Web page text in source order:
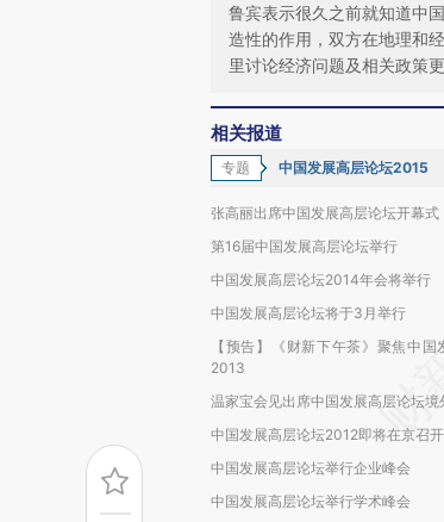
鲁宾表示很久之前就知道中
造性的作用，双方在地理和
里讨论经济问题及相关政策
相关报道
专题 中国发展高层论坛2015
张高丽出席中国发展高层论坛开幕式
第16届中国发展高层论坛举行
中国发展高层论坛2014年会将举行
中国发展高层论坛将于3月举行
【预告】《财新下午茶》聚焦中国
2013
温家宝会见出席中国发展高层论坛境
中国发展高层论坛2012即将在京召开
中国发展高层论坛举行企业峰会
中国发展高层论坛举行学术峰会